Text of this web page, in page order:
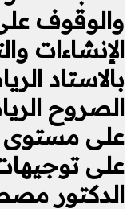
والوقوف
الإنشاءات
بالاستاد
الصروح
على مستوى
على
الدكتور